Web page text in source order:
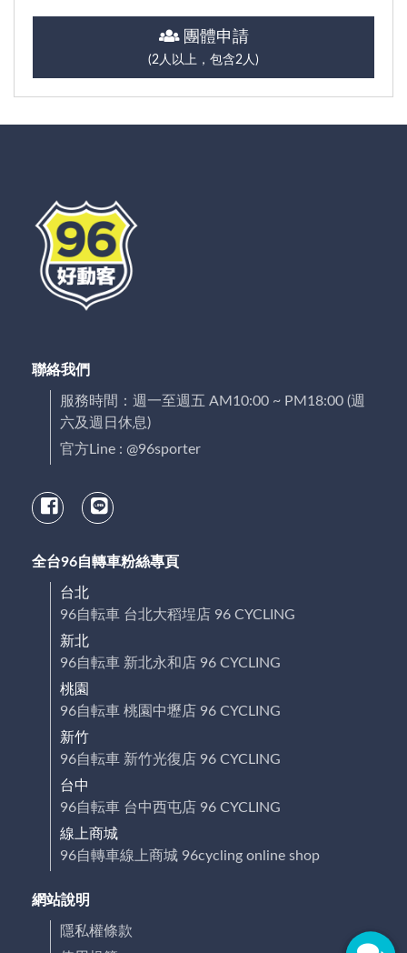
團體申請
(2人以上，包含2人)
聯絡我們
服務時間：週一至週五 AM10:00 ~ PM18:00 (週
六及週日休息)
官方Line : @96sporter
全台96自轉車粉絲專頁
台北
96自転車 台北大稻埕店 96 CYCLING
新北
96自転車 新北永和店 96 CYCLING
桃園
96自転車 桃園中壢店 96 CYCLING
新竹
96自転車 新竹光復店 96 CYCLING
台中
96自転車 台中西屯店 96 CYCLING
線上商城
96自轉車線上商城 96cycling online shop
網站說明
隱私權條款